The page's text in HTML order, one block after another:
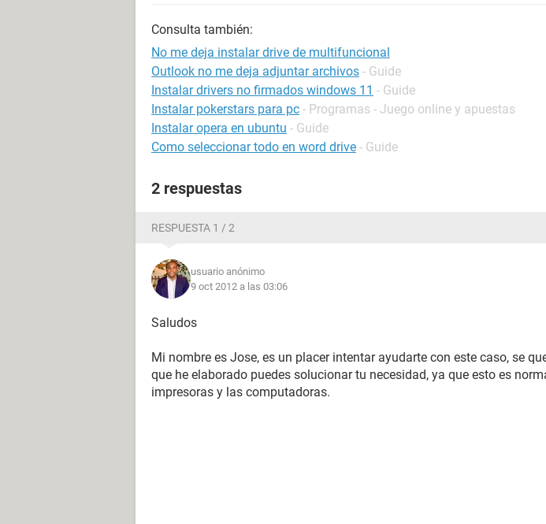
Consulta también:
No me deja instalar drive de multifuncional
Outlook no me deja adjuntar archivos - Guide
Instalar drivers no firmados windows 11 - Guide
Instalar pokerstars para pc - Programas - Juego online y apuestas
Instalar opera en ubuntu - Guide
Como seleccionar todo en word drive - Guide
2 respuestas
RESPUESTA 1 / 2
usuario anónimo
9 oct 2012 a las 03:06
Saludos
Mi nombre es Jose, es un placer intentar ayudarte con este caso, se
que he elaborado puedes solucionar tu necesidad, ya que esto es
impresoras y las computadoras.